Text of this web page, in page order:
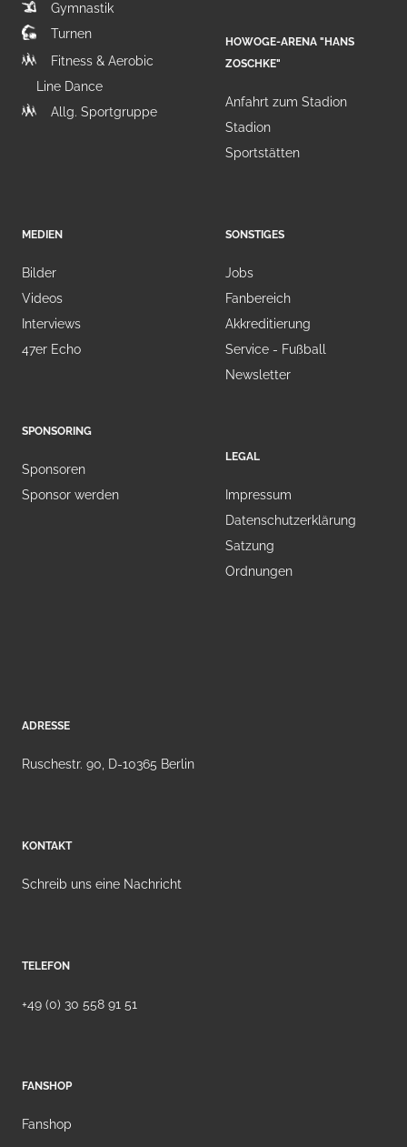
Gymnastik
Turnen
Fitness & Aerobic
Line Dance
Allg. Sportgruppe
HOWOGE-ARENA "HANS
ZOSCHKE"
Anfahrt zum Stadion
Stadion
Sportstätten
MEDIEN
Bilder
Videos
Interviews
47er Echo
SPONSORING
Sponsoren
Sponsor werden
SONSTIGES
Jobs
Fanbereich
Akkreditierung
Service - Fußball
Newsletter
LEGAL
Impressum
Datenschutzerklärung
Satzung
Ordnungen
ADRESSE
Ruschestr. 90, D-10365 Berlin
KONTAKT
Schreib uns eine Nachricht
TELEFON
+49 (0) 30 558 91 51
FANSHOP
Fanshop